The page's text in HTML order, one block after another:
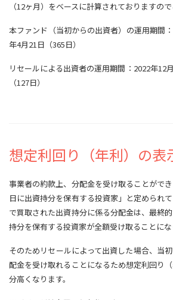
（12ヶ月）をベースに計算されておりますので
本ファンド（当初からの出資者）の運用期間
年4月21日（365日）
リセールによる出資者の運用期間：2022年12
（127日）
想定利回り（年利）の表
事業者の約款上、分配金を受け取ることがで
日に出資持分を保有する投資家」と定められ
で買取された出資持分に係る分配金は、最終
持分を保有する投資家が全額受け取ることにな
そのためリセールによって出資した場合、当
配金を受け取れることになるため想定利回り
分高くなります。